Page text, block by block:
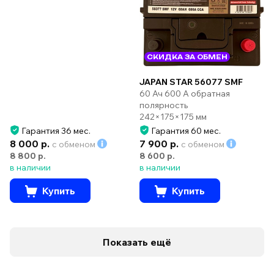
Гарантия 36 мес.
8 000 р. с обменом
8 800 р.
в наличии
Купить
СКИДКА ЗА ОБМЕН
JAPAN STAR 56077 SMF
60 Ач 600 А обратная
полярность
242×175×175 мм
Гарантия 60 мес.
7 900 р. с обменом
8 600 р.
в наличии
Купить
Показать ещё